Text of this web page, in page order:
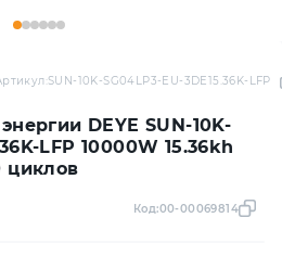
DEYE SUN-10K-
LFP 10000W 15.36kh
циклов
SUN-10K-SG04LP3-EU-3DE15.36K-LFP
Код:00-00069814